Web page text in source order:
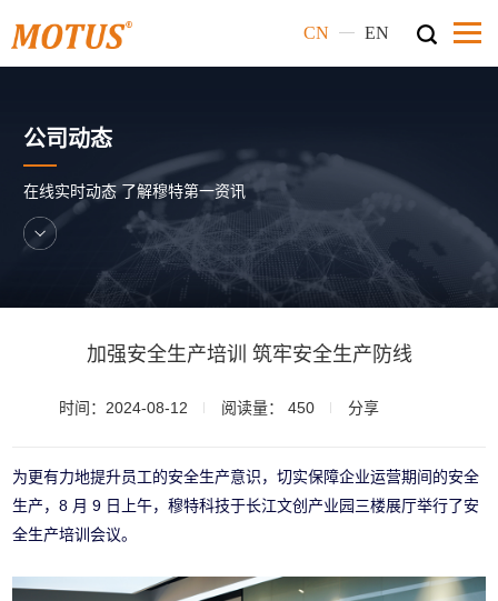
CN — EN
公司动态
在线实时动态 了解穆特第一资讯
加强安全生产培训 筑牢安全生产防线
时间：2024-08-12 阅读量： 450 分享
为更有力地提升员工的安全生产意识，切实保障企业运营期间的安全
生产，8 月 9 日上午，穆特科技于长江文创产业园三楼展厅举行了安
全生产培训会议。